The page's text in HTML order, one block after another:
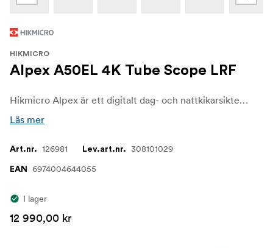
HIKMICRO
Alpex A50EL 4K Tube Scope LRF
Hikmicro Alpex är ett digitalt dag- och nattkikarsikte med en traditionell 30-mm tubdesign. Kikarsiktet är lämpligt för användning både på öppet fält och i skogen. Det är utrustat med flera unika funktioner som inbyggd laseravståndsmätare med ballistisk beräkning, infraröd belysning och en avancerad 3840x2160 UHD-detektor.
Läs mer
Art.nr. 126981 Lev.art.nr. 308101029
EAN 6974004644055
I lager
12 990,00 kr